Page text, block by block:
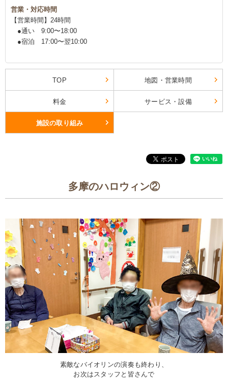
営業・対応時間
【営業時間】24時間
●通い 9:00〜18:00
●宿泊 17:00〜翌10:00
TOP 地図・営業時間
料金 サービス・設備
施設の取り組み
多摩のハロウィン②
素敵なバイオリンの演奏も終わり、
お次はスタッフと皆さんで